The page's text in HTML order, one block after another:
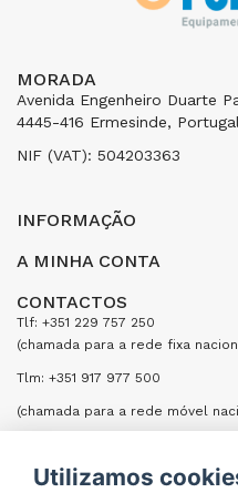
MORADA
Avenida Engenheiro Duarte
4445-416 Ermesinde,
NIF (VAT): 504203363
INFORMAÇÃO
A MINHA CONTA
CONTACTOS
Tlf: +351 229 757 250
(chamada para a rede fixa
Tlm: +351 917 977 500
(chamada para a rede móvel
ENVIAR
Utilizamos